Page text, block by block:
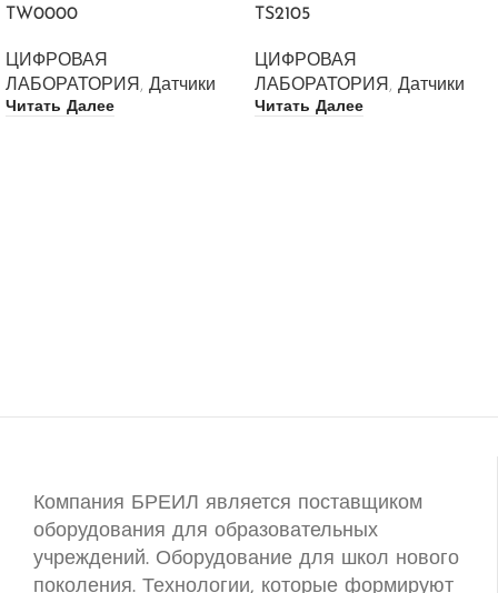
TW0000
ЦИФРОВАЯ
ЛАБОРАТОРИЯ , Датчики
Читать Далее
TS2105
ЦИФРОВАЯ
ЛАБОРАТОРИЯ , Датчики
Читать Далее
Компания БРЕИЛ является поставщиком
оборудования для образовательных
учреждений. Оборудование для школ нового
поколения. Технологии, которые формируют